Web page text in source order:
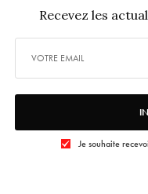
Recevez les
Je souhaite